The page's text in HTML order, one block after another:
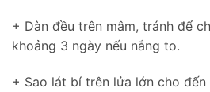
+ Dàn đều trên mâm, tránh để
khoảng 3 ngày nếu nắng to.
+ Sao lát bí trên lửa lớn cho đến